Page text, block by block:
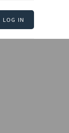
LOG IN